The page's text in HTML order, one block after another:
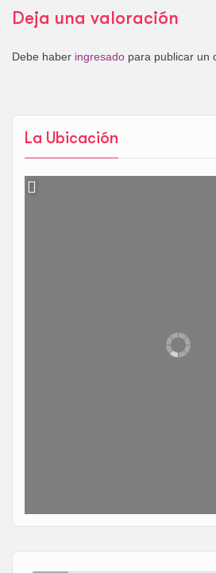
La Ubicación
Deja una valoración
Debe haber ingresado para publicar un